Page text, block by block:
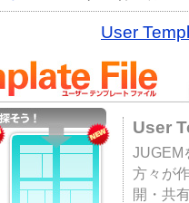
User
User
JUGEM
方々が
開・共